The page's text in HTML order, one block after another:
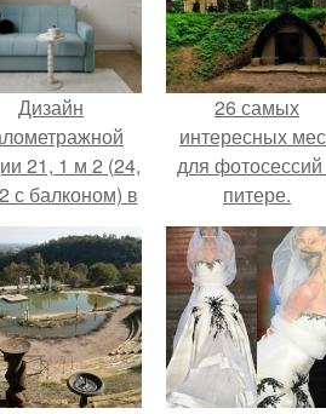
Дизайн
21, 1 м 2 (24,
с балконом) в
26 самых
интересных
для фотосессий
питере.